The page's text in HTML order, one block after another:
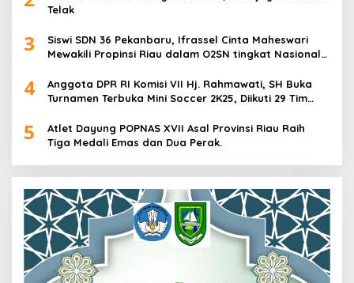
Telak
3
Siswi SDN 36 Pekanbaru, Ifrassel Cinta Maheswari
Mewakili Propinsi Riau dalam O2SN tingkat Nasional
4
Anggota DPR RI Komisi VII Hj. Rahmawati, SH Buka
Turnamen Terbuka Mini Soccer 2K25, Diikuti 29 Tim
5
Atlet Dayung POPNAS XVII Asal Provinsi Riau Raih
Tiga Medali Emas dan Dua Perak.